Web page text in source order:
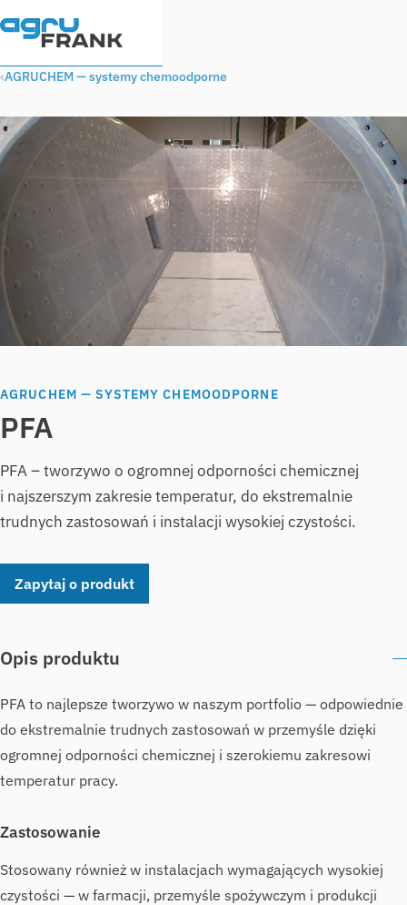
AGRUCHEM — systemy chemoodporne
AGRUCHEM — SYSTEMY CHEMOODPORNE
PFA
PFA – tworzywo o ogromnej odporności chemicznej
i najszerszym zakresie temperatur, do ekstremalnie
trudnych zastosowań i instalacji wysokiej czystości.
Zapytaj o produkt
Opis produktu
PFA to najlepsze tworzywo w naszym portfolio — odpowiednie
do ekstremalnie trudnych zastosowań w przemyśle dzięki
ogromnej odporności chemicznej i szerokiemu zakresowi
temperatur pracy.
Zastosowanie
Stosowany również w instalacjach wymagających wysokiej
czystości — w farmacji, przemyśle spożywczym i produkcji